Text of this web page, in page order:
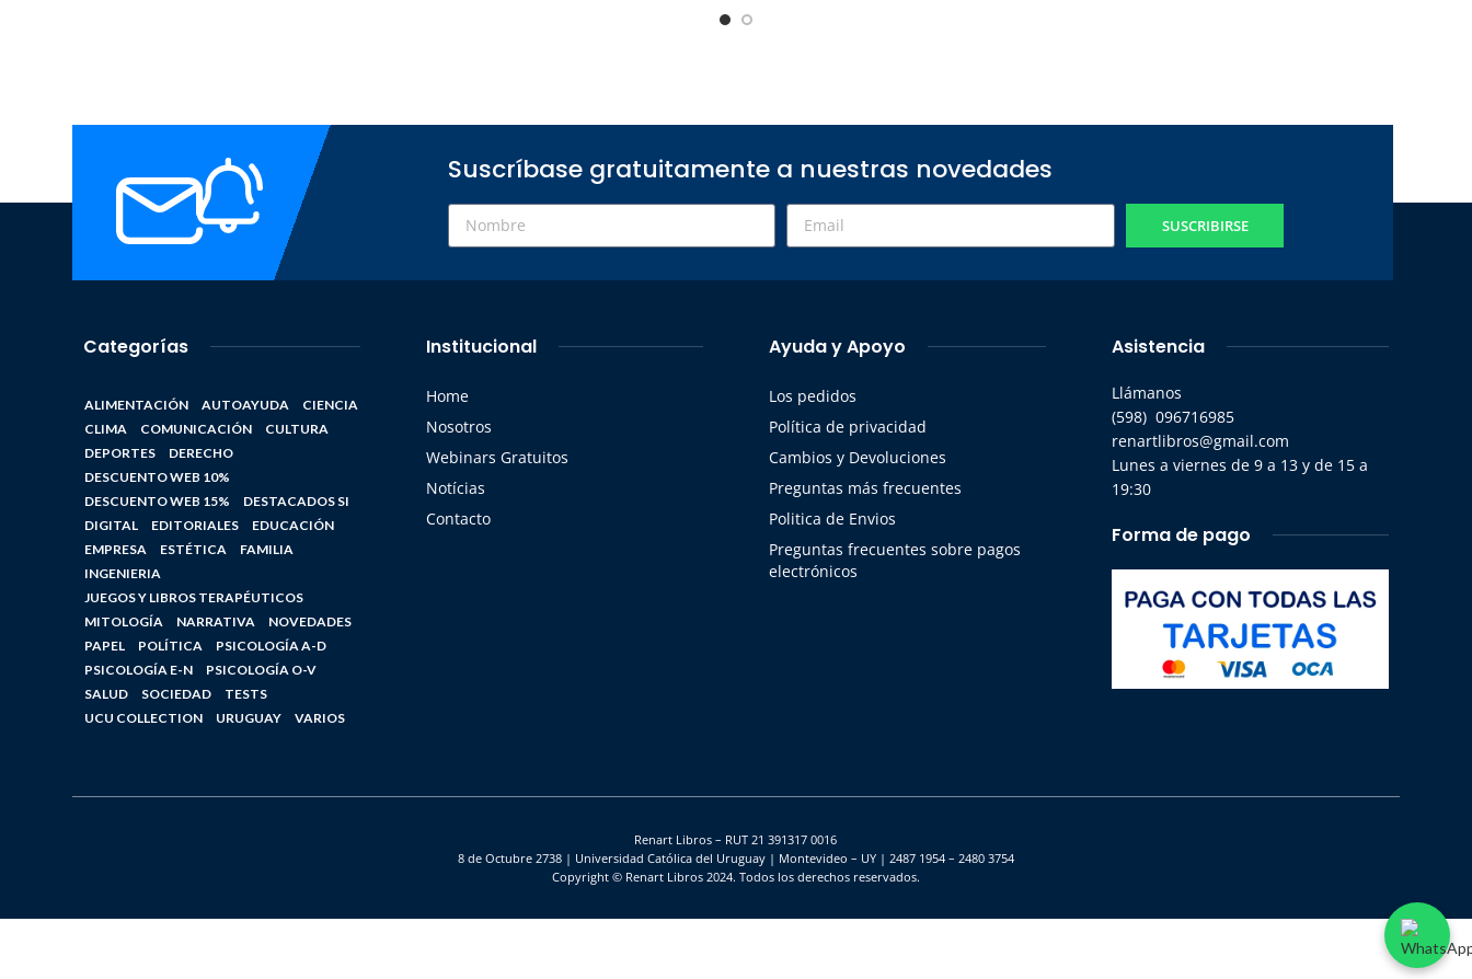
Suscríbase gratuitamente a nuestras novedades
SUSCRIBIRSE
Categorías
ALIMENTACIÓN AUTOAYUDA
CIENCIA
CLIMA
COMUNICACIÓN
CULTURA
DEPORTES
DERECHO
DESCUENTO WEB 10%
DESCUENTO WEB 15%
DESTACADOS SI
DIGITAL
EDITORIALES
EDUCACIÓN
EMPRESA
ESTÉTICA
FAMILIA
INGENIERIA
JUEGOS Y LIBROS TERAPÉUTICOS
MITOLOGÍA
NARRATIVA
NOVEDADES
PAPEL
POLÍTICA
PSICOLOGÍA A-D
PSICOLOGÍA E-N
PSICOLOGÍA O-V
SALUD
SOCIEDAD
TESTS
UCU COLLECTION
URUGUAY VARIOS
Institucional
Home
Nosotros
Webinars Gratuitos
Notícias
Contacto
Ayuda y Apoyo
Los pedidos
Política de privacidad
Cambios y Devoluciones
Preguntas más frecuentes
Politica de Envios
Preguntas frecuentes sobre pagos
electrónicos
Asistencia
Llámanos
(598) 096716985
renartlibros@gmail.com
Lunes a viernes de 9 a 13 y de 15 a
19:30
Forma de pago
Renart Libros – RUT 21 391317 0016
8 de Octubre 2738 | Universidad Católica del Uruguay | Montevideo – UY | 2487 1954 – 2480 3754
Copyright © Renart Libros 2024. Todos los derechos reservados.